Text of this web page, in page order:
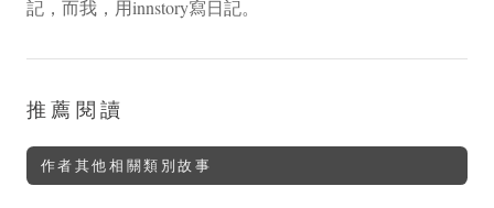
記，而我，用innstory寫日記。
推薦閱讀
作者其他相關類別故事